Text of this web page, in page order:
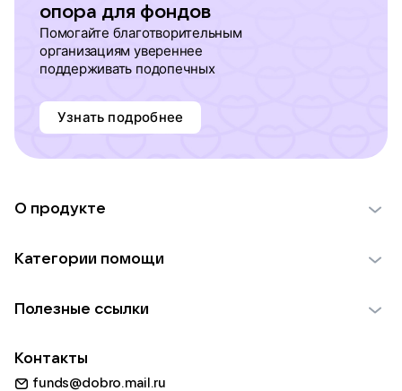
опора для фондов
Помогайте благотворительным
организациям увереннее
поддерживать подопечных
Узнать подробнее
О продукте
Использование материалов
Для НКО
Партнерам
Категории помощи
Пожилым
Животным
Полезные ссылки
Контакты
funds@dobro.mail.ru